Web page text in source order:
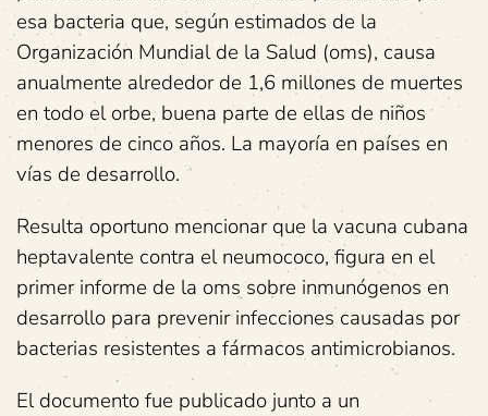
esa bacteria que, según estimados de la
Organización Mundial de la Salud (oms), causa
anualmente alrededor de 1,6 millones de muertes
en todo el orbe, buena parte de ellas de niños
menores de cinco años. La mayoría en países en
vías de desarrollo.
Resulta oportuno mencionar que la vacuna cubana
heptavalente contra el neumococo, figura en el
primer informe de la oms sobre inmunógenos en
desarrollo para prevenir infecciones causadas por
bacterias resistentes a fármacos antimicrobianos.
El documento fue publicado junto a un